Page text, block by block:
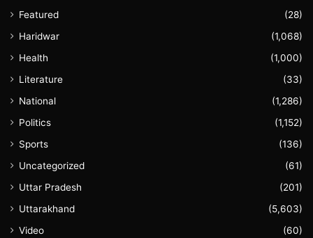
Featured
(28)
Haridwar
(1,068)
Health
(1,000)
Literature
(33)
National
(1,286)
Politics
(1,152)
Sports
(136)
Uncategorized
(61)
Uttar Pradesh
(201)
Uttarakhand
(5,603)
Video
(60)